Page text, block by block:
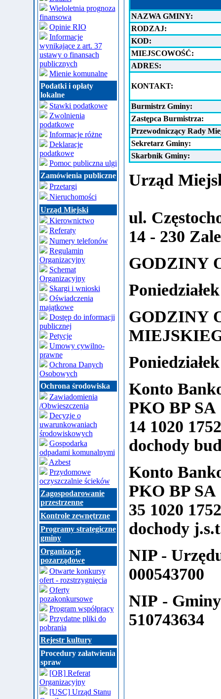
Wieloletnia prognoza
finansowa
Opinie RIO
Informacje
wynikające z art. 37
ustawy o finansach
publicznych
Mienie komunalne
Podatki i opłaty
lokalne
Stawki podatkowe
Zwolnienia
podatkowe
Informacje różne
Deklaracje
podatkowe
Pomoc publiczna ulgi
Zamówienia publiczne
Przetargi
Nieruchomości
Urząd Miejski
Kierownictwo
Referaty
Numery telefonów
Regulamin
Organizacyjny
Schemat
Organizacyjny
Skargi i wnioski
Oświadczenia
majątkowe
Dostęp do informacji
publicznej
Petycje
Umowy cywilno-
prawne
Ochrona Danych
Osobowych
Ochrona środowiska
Zawiadomienia
/Obwieszczenia
Decyzje o
uwarunkowaniach
środowiskowych
Gospodarka
odpadami komunalnymi
Azbest
Przydomowe
oczyszczalnie ścieków
Zagospodarowanie
przestrzenne
Kontrole zewnętrzne
Programy strategiczne
gminy
Organizacje
pozarządowe
Otwarte konkursy
ofert - rozstrzygnięcia
Oferty
pozakonkursowe
Program współpracy
Przydatne pliki do
pobrania
Rejestr kultury
Procedury załatwienia
spraw
[OR] Referat
Organizacyjny
[USC] Urząd Stanu
NAZWA GMINY:
RODZAJ:
KOD:
MIEJSCOWOŚĆ:
ADRES:
KONTAKT:
Burmistrz Gminy:
Zastępca Burmistrza:
Przewodniczący Rady
Sekretarz Gminy:
Skarbnik Gminy:
Urząd
ul.
14 - 230
GODZINY
GODZINY
Konto
PKO BP SA
14 1020
dochody
Konto
PKO BP SA
35 1020
dochody
NIP -
000543700
NIP -
510743634